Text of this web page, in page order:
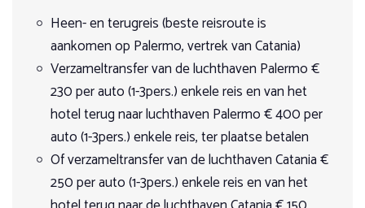
We vertrekken op de boerderij en volgen een oud pad met
schitterende uitzichten over de velden. We bereiken het
punt waar de provincies Palermo, Enna en Messina samen
komen. Daarna duiken we weer de bossen in, meer bepaald
in het Sambughetti-Campanito reservaat. Daar picknicken
we. We volgen een steil pad tussen de kurkeiken om onze
overnachtingsplaats voor vanavond te bereiken. Ongeveer
5 uur in het zadel.
Heen- en terugreis (beste reisroute is
aankomen op Palermo, vertrek van Catania)
Verzameltransfer van de luchthaven Palermo €
230 per auto (1-3pers.) enkele reis en van het
hotel terug naar luchthaven Palermo € 400 per
auto (1-3pers.) enkele reis, ter plaatse betalen
Of verzameltransfer van de luchthaven Catania €
250 per auto (1-3pers.) enkele reis en van het